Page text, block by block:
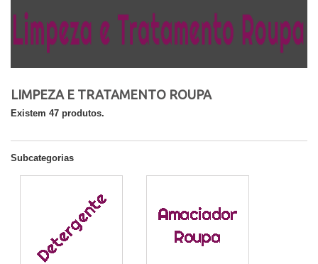
LIMPEZA E TRATAMENTO ROUPA
Existem 47 produtos.
Subcategorias